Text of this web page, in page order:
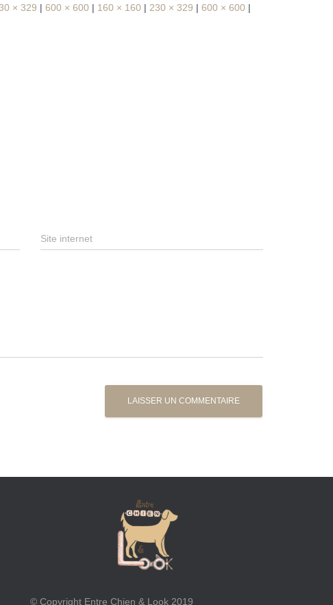
× 329 | 600 × 600 | 160 × 160 | 230 × 329 | 600 × 600 |
Site internet
© Copyright Entre Chien & Look 2019